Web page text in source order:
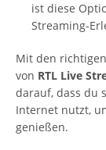
ist diese
Streaming-
Mit den
von RTL Live
darauf, dass du
Internet nutzt,
genießen.